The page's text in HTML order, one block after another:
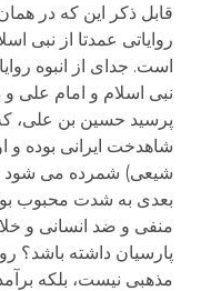
قابل ذکر این که در
روایاتی عمدتا از نبی
است. جدای از انبوه
نبی اسلام و امام علی
پرسید حسین بن علی،
شاهدخت ایرانی بوده و
شیعی) شمرده می شود و
بعدی به شدت محبوب
منفی و ضد انسانی و
پارسیان داشته
مذهبی نیست، بلکه